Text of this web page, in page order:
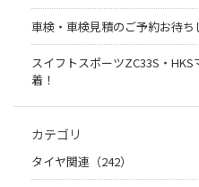
車検・車検見積のご予約お待
スイフトスポーツZC33S・
着！
カテゴリ
タイヤ関連（242）